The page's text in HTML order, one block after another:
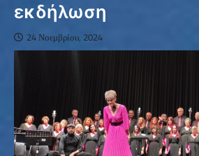
εκδήλωση
24 Νοεμβρίου, 2024